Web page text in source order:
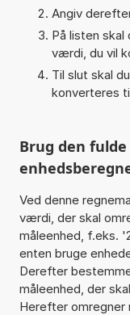
Angiv
På listen
værdi, du vil
Til slut skal
konverteres
Brug den
Ved denne
værdi, der skal
måleenhed, f.eks.
enten bruge
Derefter
måleenhed, der
Herefter omregner